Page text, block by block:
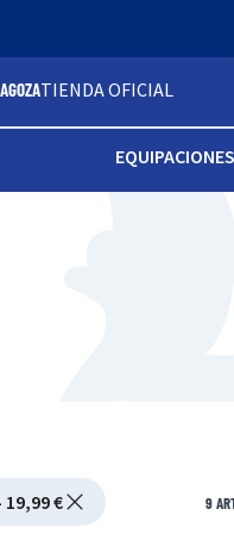
TIENDA OFICIAL
19,99 € 9